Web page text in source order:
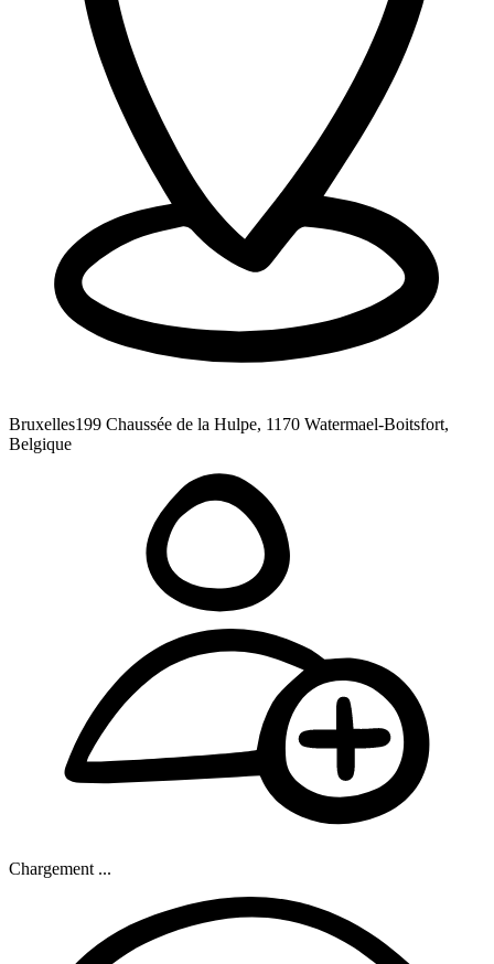
Bruxelles199 Chaussée de la Hulpe, 1170 Watermael-Boitsfort,
Belgique
Chargement ...